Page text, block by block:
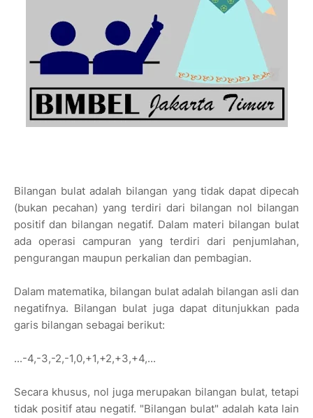
Bilangan bulat adalah bilangan yang tidak dapat dipecah
(bukan pecahan) yang terdiri dari bilangan nol bilangan
positif dan bilangan negatif. Dalam materi bilangan bulat
ada operasi campuran yang terdiri dari penjumlahan,
pengurangan maupun perkalian dan pembagian.
Dalam matematika, bilangan bulat adalah bilangan asli dan
negatifnya. Bilangan bulat juga dapat ditunjukkan pada
garis bilangan sebagai berikut:
...-4,-3,-2,-1,0,+1,+2,+3,+4,...
Secara khusus, nol juga merupakan bilangan bulat, tetapi
tidak positif atau negatif. "Bilangan bulat" adalah kata lain